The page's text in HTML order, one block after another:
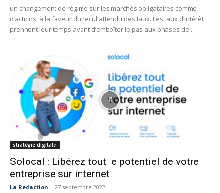
un changement de régime sur les marchés obligataires comme
d’actions, à la faveur du recul attendu des taux. Les taux d’intérêt
prennent leur temps avant d’emboîter le pas aux phases de...
stratégie digitale
Solocal : Libérez tout le potentiel de votre
entreprise sur internet
La Redaction - 27 septembre 2022